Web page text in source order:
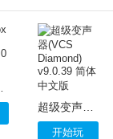
性化您的游戏身
动
聊天，电话，网
:连接和虚拟音频
自己的，高质量
超级变声器(VCS Diamond) v9.0.39 简体中文版
开始玩